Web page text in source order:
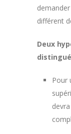
différent
Deux
Pour